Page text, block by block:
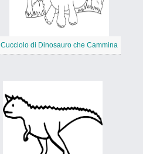
Cucciolo di Dinosauro che Cammina